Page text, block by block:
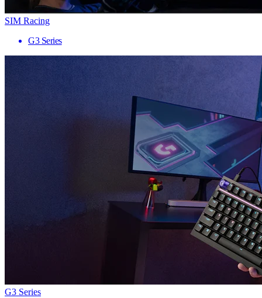
SIM Racing
G3 Series
G3 Series